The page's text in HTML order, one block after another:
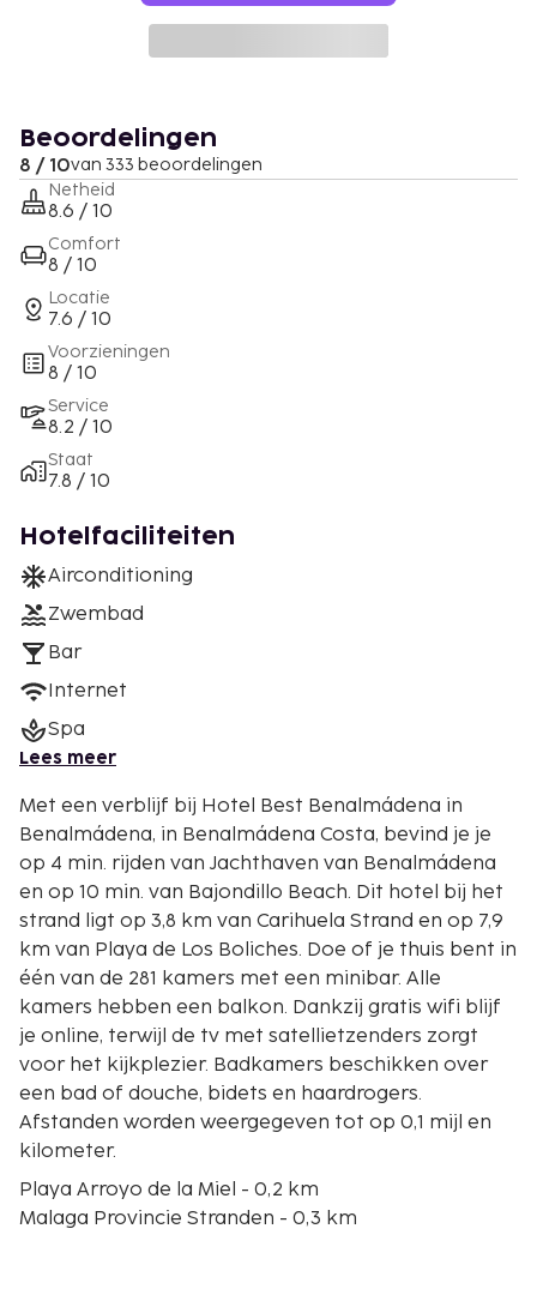
Beoordelingen
8 / 10van 333 beoordelingen
Netheid
8.6 / 10
Comfort
8 / 10
Locatie
7.6 / 10
Voorzieningen
8 / 10
Service
8.2 / 10
Staat
7.8 / 10
Hotelfaciliteiten
Airconditioning
Zwembad
Bar
Internet
Spa
Lees meer
Met een verblijf bij Hotel Best Benalmádena in
Benalmádena, in Benalmádena Costa, bevind je je
op 4 min. rijden van Jachthaven van Benalmádena
en op 10 min. van Bajondillo Beach. Dit hotel bij het
strand ligt op 3,8 km van Carihuela Strand en op 7,9
km van Playa de Los Boliches. Doe of je thuis bent in
één van de 281 kamers met een minibar. Alle
kamers hebben een balkon. Dankzij gratis wifi blijf
je online, terwijl de tv met satellietzenders zorgt
voor het kijkplezier. Badkamers beschikken over
een bad of douche, bidets en haardrogers.
Afstanden worden weergegeven tot op 0,1 mijl en
kilometer.
Playa Arroyo de la Miel - 0,2 km
Malaga Provincie Stranden - 0,3 km